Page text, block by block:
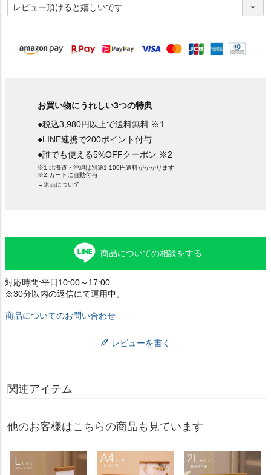
必
須
お買い物にうれしい3つの特典
●税込3,980円以上で送料無料 ※1
●LINE連携で200ポイント付与
●誰でも使える5%OFFクーポン ※2
※1.北海道・沖縄は別途1,100円送料がかかります
※2.カートに自動付与
→返品について
商品についての相談をする
対応時間:平日10:00～17:00
※30分以内の返信にて運用中。
商品についてのお問い合わせ
レビューを書く
関連アイテム
他のお客様はこちらの商品も見ています